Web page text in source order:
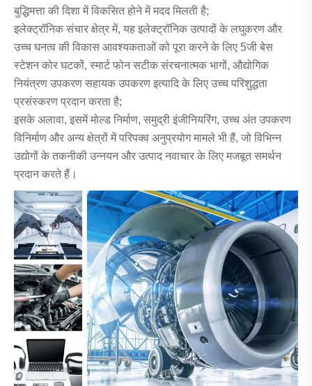
बुद्धिमत्ता की दिशा में विकसित होने में मदद मिलती है;
इलेक्ट्रॉनिक संचार क्षेत्र में, यह इलेक्ट्रॉनिक उत्पादों के लघुकरण और
उच्च घनत्व की विकास आवश्यकताओं को पूरा करने के लिए 5जी बेस
स्टेशन कोर घटकों, स्मार्ट फोन सटीक संरचनात्मक भागों, औद्योगिक
नियंत्रण उपकरण सहायक उपकरण इत्यादि के लिए उच्च परिशुद्धता
प्रसंस्करण प्रदान करता है;
इसके अलावा, इसमें मोल्ड निर्माण, समुद्री इंजीनियरिंग, उच्च अंत उपकरण
विनिर्माण और अन्य क्षेत्रों में परिपक्व अनुप्रयोग मामले भी हैं, जो विभिन्न
उद्योगों के तकनीकी उन्नयन और उत्पाद नवाचार के लिए मजबूत समर्थन
प्रदान करते हैं।